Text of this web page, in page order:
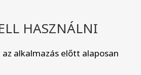
HASZNÁLNI
alkalmazás előtt alaposan